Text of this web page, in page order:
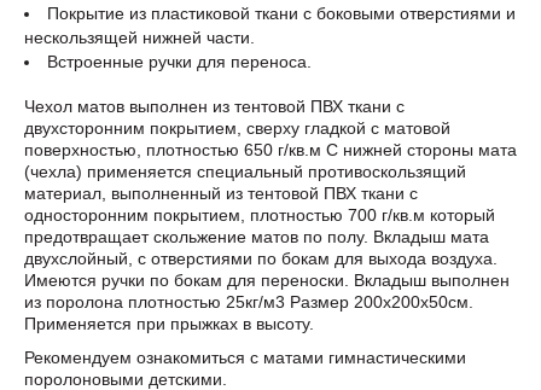
Покрытие из пластиковой ткани с боковыми отверстиями и
нескользящей нижней части.
Встроенные ручки для переноса.
Чехол матов выполнен из тентовой ПВХ ткани с
двухсторонним покрытием, сверху гладкой с матовой
поверхностью, плотностью 650 г/кв.м С нижней стороны мата
(чехла) применяется специальный противоскользящий
материал, выполненный из тентовой ПВХ ткани с
односторонним покрытием, плотностью 700 г/кв.м который
предотвращает скольжение матов по полу. Вкладыш мата
двухслойный, с отверстиями по бокам для выхода воздуха.
Имеются ручки по бокам для переноски. Вкладыш выполнен
из поролона плотностью 25кг/м3 Размер 200х200х50см.
Применяется при прыжках в высоту.
Рекомендуем ознакомиться с матами гимнастическими
поролоновыми детскими.